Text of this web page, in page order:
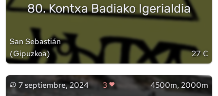
80. Kontxa Badiako Igerialdia
San Sebastián
(Gipuzkoa) 27 €
7 septiembre, 2024 3 4500m, 2000m